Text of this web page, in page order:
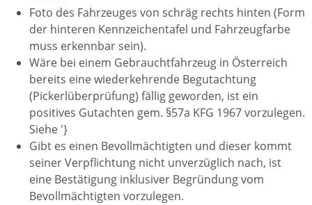
Foto des Fahrzeuges von schräg rechts hinten (Form
der hinteren Kennzeichentafel und Fahrzeugfarbe
muss erkennbar sein).
Wäre bei einem Gebrauchtfahrzeug in Österreich
bereits eine wiederkehrende Begutachtung
(Pickerlüberprüfung) fällig geworden, ist ein
positives Gutachten gem. §57a KFG 1967 vorzulegen.
Siehe '}
Gibt es einen Bevollmächtigten und dieser kommt
seiner Verpflichtung nicht unverzüglich nach, ist
eine Bestätigung inklusiver Begründung vom
Bevollmächtigten vorzulegen.